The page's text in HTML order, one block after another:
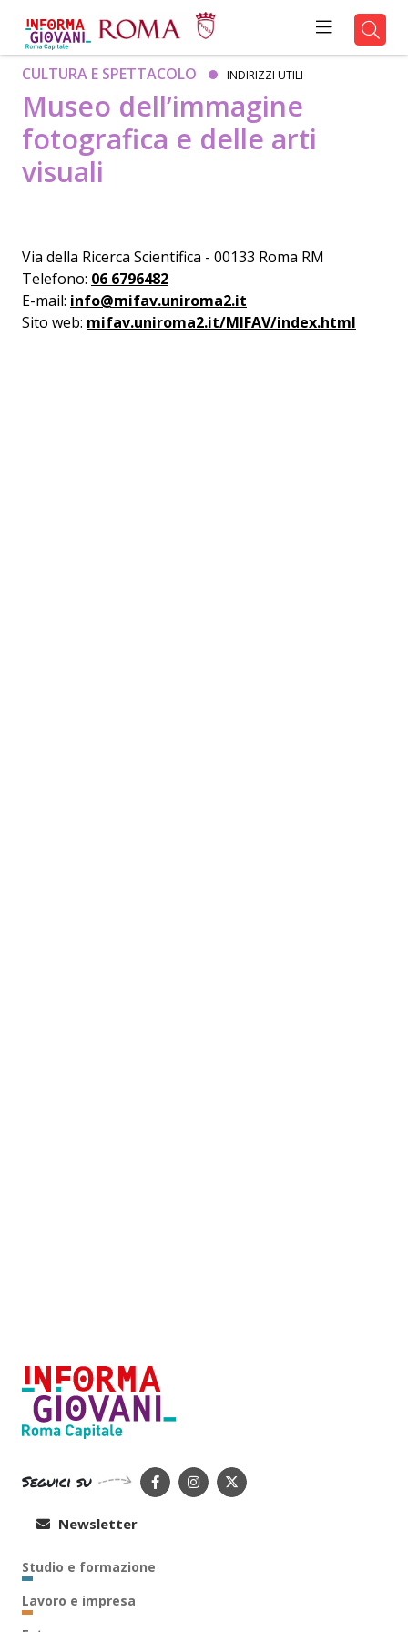
CULTURA E SPETTACOLO INDIRIZZI UTILI
Museo dell’immagine
fotografica e delle arti
visuali
Via della Ricerca Scientifica - 00133 Roma RM
Telefono: 06 6796482
E-mail: info@mifav.uniroma2.it
Sito web: mifav.uniroma2.it/MIFAV/index.html
Seguici su
Newsletter
Studio e formazione
Lavoro e impresa